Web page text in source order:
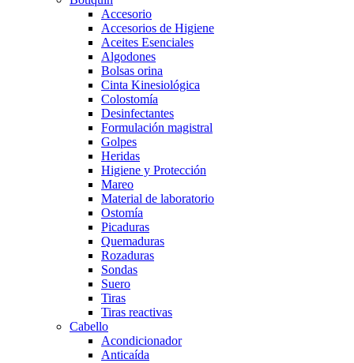
Accesorio
Accesorios de Higiene
Aceites Esenciales
Algodones
Bolsas orina
Cinta Kinesiológica
Colostomía
Desinfectantes
Formulación magistral
Golpes
Heridas
Higiene y Protección
Mareo
Material de laboratorio
Ostomía
Picaduras
Quemaduras
Rozaduras
Sondas
Suero
Tiras
Tiras reactivas
Cabello
Acondicionador
Anticaída